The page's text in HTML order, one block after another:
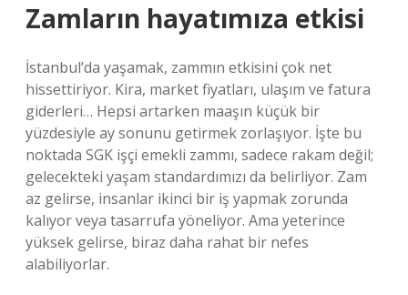
Zamların hayatımıza etkisi
İstanbul’da yaşamak, zammın etkisini çok net
hissettiriyor. Kira, market fiyatları, ulaşım ve fatura
giderleri… Hepsi artarken maaşın küçük bir
yüzdesiyle ay sonunu getirmek zorlaşıyor. İşte bu
noktada SGK işçi emekli zammı, sadece rakam değil;
gelecekteki yaşam standardımızı da belirliyor. Zam
az gelirse, insanlar ikinci bir iş yapmak zorunda
kalıyor veya tasarrufa yöneliyor. Ama yeterince
yüksek gelirse, biraz daha rahat bir nefes
alabiliyorlar.